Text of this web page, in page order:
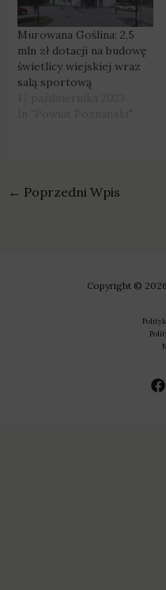
Murowana Goślina: 2,5
mln zł dotacji na budowę
świetlicy wiejskiej wraz
salą sportową
← Poprzedni Wpis
Copyright ©